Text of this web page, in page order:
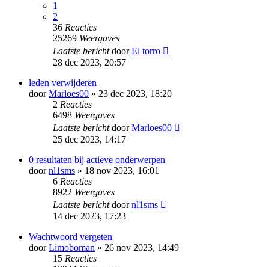
1
2
36 Reacties
25269 Weergaves
Laatste berichtdoorEl torro
28 dec 2023, 20:57
leden verwijderen
doorMarloes00 » 23 dec 2023, 18:20
2 Reacties
6498 Weergaves
Laatste berichtdoorMarloes00
25 dec 2023, 14:17
0 resultaten bij actieve onderwerpen
doornl1sms » 18 nov 2023, 16:01
6 Reacties
8922 Weergaves
Laatste berichtdoornl1sms
14 dec 2023, 17:23
Wachtwoord vergeten
doorLimoboman » 26 nov 2023, 14:49
15 Reacties